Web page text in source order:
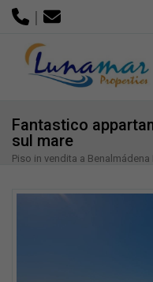
|
Fantastico
sul mare
Piso in vendita a Benalmádena